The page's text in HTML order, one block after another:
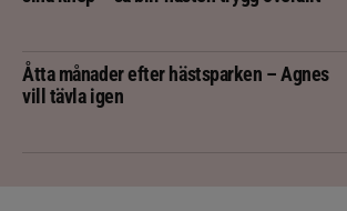
Åtta månader efter hästsparken – Agnes
vill tävla igen